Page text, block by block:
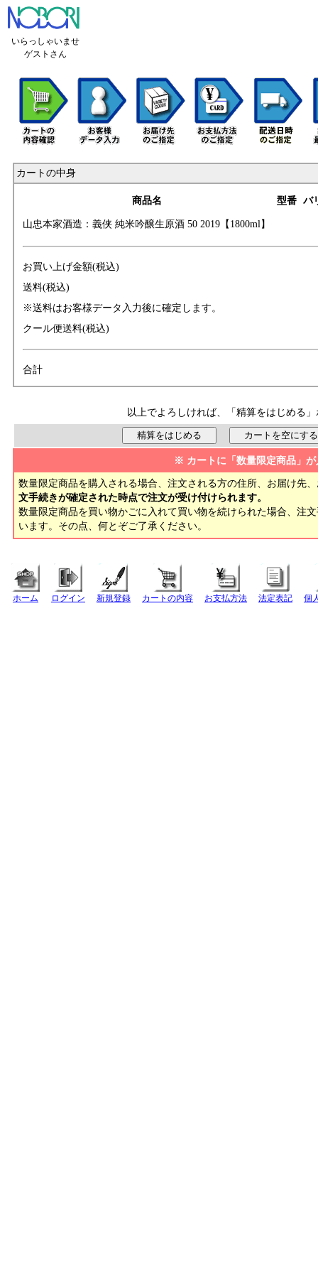
いらっしゃいませ
ゲストさん
カートの中身
商品名 型番 バ
山忠本家酒造：義侠 純米吟醸生原酒 50 2019【1800ml】
お買い上げ金額(税込)
送料(税込)
※送料はお客様データ入力後に確定します。
クール便送料(税込)
合計
以上でよろしければ、「精算をはじめる
※ カートに「数量限定商品」
数量限定商品を購入される場合、注文される方の住所、お届け先
文手続きが確定された時点で注文が受け付けられます。
数量限定商品を買い物かごに入れて買い物を続けられた場合、注
います。その点、何とぞご了承ください。
ホーム ログイン 新規登録 カートの内容 お支払方法 法定表記 個